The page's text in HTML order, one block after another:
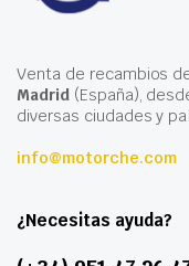
Venta de recambios
Madrid(España),
diversas ciudades y
info@motorche.com
¿Necesitas ayuda?